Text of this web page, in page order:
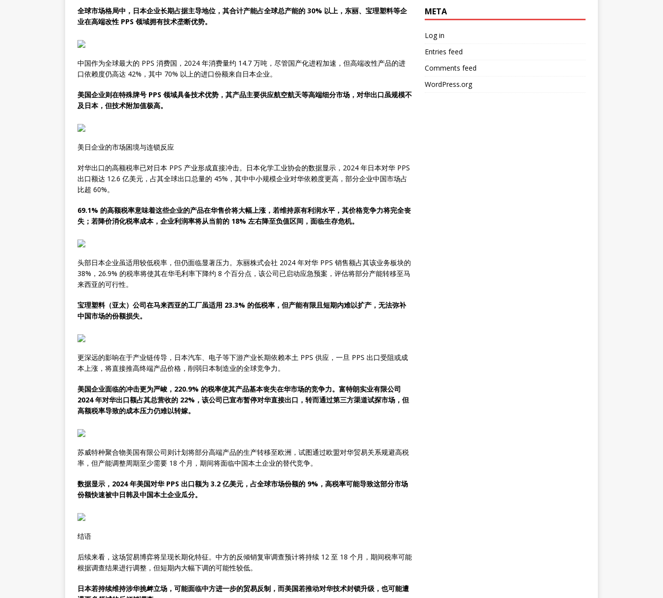
全球市场格局中，日本企业长期占据主导地位，其合计产能占全球总产能的 30% 以上，东丽、宝理塑料等企
业在高端改性 PPS 领域拥有技术垄断优势。
中国作为全球最大的 PPS 消费国，2024 年消费量约 14.7 万吨，尽管国产化进程加速，但高端改性产品的进
口依赖度仍高达 42%，其中 70% 以上的进口份额来自日本企业。
美国企业则在特殊牌号 PPS 领域具备技术优势，其产品主要供应航空航天等高端细分市场，对华出口虽规模不
及日本，但技术附加值极高。
美日企业的市场困境与连锁反应
对华出口的高额税率已对日本 PPS 产业形成直接冲击。日本化学工业协会的数据显示，2024 年日本对华 PPS
出口额达 12.6 亿美元，占其全球出口总量的 45%，其中中小规模企业对华依赖度更高，部分企业中国市场占
比超 60%。
69.1% 的高额税率意味着这些企业的产品在华售价将大幅上涨，若维持原有利润水平，其价格竞争力将完全丧
失；若降价消化税率成本，企业利润率将从当前的 18% 左右降至负值区间，面临生存危机。
头部日本企业虽适用较低税率，但仍面临显著压力。东丽株式会社 2024 年对华 PPS 销售额占其该业务板块的
38%，26.9% 的税率将使其在华毛利率下降约 8 个百分点，该公司已启动应急预案，评估将部分产能转移至马
来西亚的可行性。
宝理塑料（亚太）公司在马来西亚的工厂虽适用 23.3% 的低税率，但产能有限且短期内难以扩产，无法弥补
中国市场的份额损失。
更深远的影响在于产业链传导，日本汽车、电子等下游产业长期依赖本土 PPS 供应，一旦 PPS 出口受阻或成
本上涨，将直接推高终端产品价格，削弱日本制造业的全球竞争力。
美国企业面临的冲击更为严峻，220.9% 的税率使其产品基本丧失在华市场的竞争力。富特朗实业有限公司
2024 年对华出口额占其总营收的 22%，该公司已宣布暂停对华直接出口，转而通过第三方渠道试探市场，但
高额税率导致的成本压力仍难以转嫁。
苏威特种聚合物美国有限公司则计划将部分高端产品的生产转移至欧洲，试图通过欧盟对华贸易关系规避高税
率，但产能调整周期至少需要 18 个月，期间将面临中国本土企业的替代竞争。
数据显示，2024 年美国对华 PPS 出口额为 3.2 亿美元，占全球市场份额的 9%，高税率可能导致这部分市场
份额快速被中日韩及中国本土企业瓜分。
结语
后续来看，这场贸易博弈将呈现长期化特征。中方的反倾销复审调查预计将持续 12 至 18 个月，期间税率可能
根据调查结果进行调整，但短期内大幅下调的可能性较低。
日本若持续维持涉华挑衅立场，可能面临中方进一步的贸易反制，而美国若推动对华技术封锁升级，也可能遭
META
Log in
Entries feed
Comments feed
WordPress.org